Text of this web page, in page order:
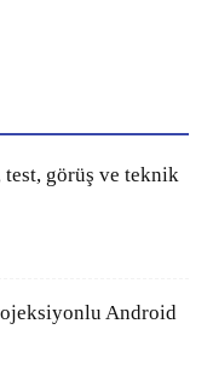
görüş ve teknik
Android